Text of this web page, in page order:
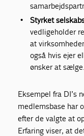
Styrket
vedligeholder
at
også hvis ejer
ønsker at sælge.
Eksempel fra DI’s
medlemsbase har
efter de valgte at
Erfaring viser, at